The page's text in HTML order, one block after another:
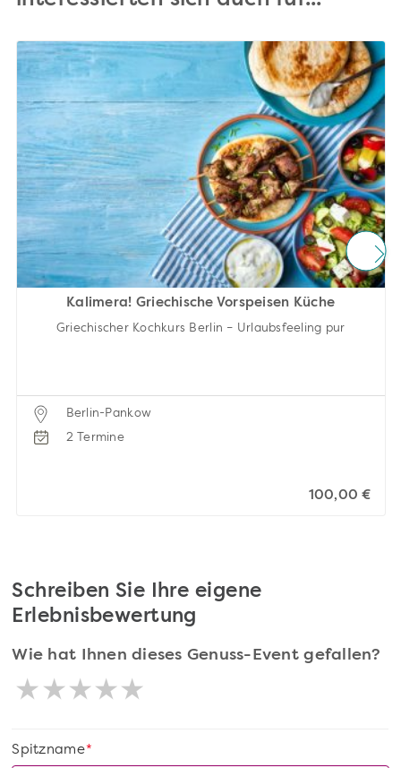
Kalimera! Griechische Vorspeisen Küche
Griechischer Kochkurs Berlin – Urlaubsfeeling pur
Berlin-Pankow
2 Termine
100,00 €
Schreiben Sie Ihre eigene
Erlebnisbewertung
Wie hat Ihnen dieses Genuss-Event gefallen?
*
Spitzname